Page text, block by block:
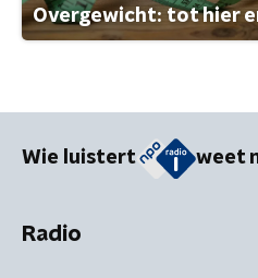
Overgewicht: tot hier
Wie luistert weet
Radio